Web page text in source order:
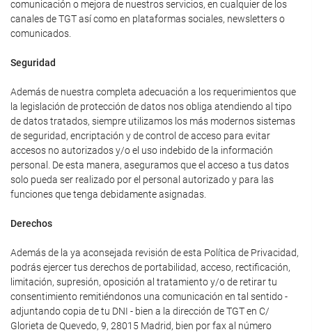
comunicación o mejora de nuestros servicios, en cualquier de los
canales de TGT así como en plataformas sociales, newsletters o
comunicados.
Seguridad
Además de nuestra completa adecuación a los requerimientos que
la legislación de protección de datos nos obliga atendiendo al tipo
de datos tratados, siempre utilizamos los más modernos sistemas
de seguridad, encriptación y de control de acceso para evitar
accesos no autorizados y/o el uso indebido de la información
personal. De esta manera, aseguramos que el acceso a tus datos
solo pueda ser realizado por el personal autorizado y para las
funciones que tenga debidamente asignadas.
Derechos
Además de la ya aconsejada revisión de esta Política de Privacidad,
podrás ejercer tus derechos de portabilidad, acceso, rectificación,
limitación, supresión, oposición al tratamiento y/o de retirar tu
consentimiento remitiéndonos una comunicación en tal sentido -
adjuntando copia de tu DNI - bien a la dirección de TGT en C/
Glorieta de Quevedo, 9, 28015 Madrid, bien por fax al número